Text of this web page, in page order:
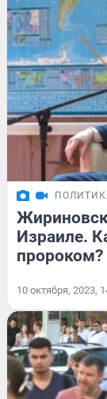
Израиле.
пророком?
10 октября, 2023,